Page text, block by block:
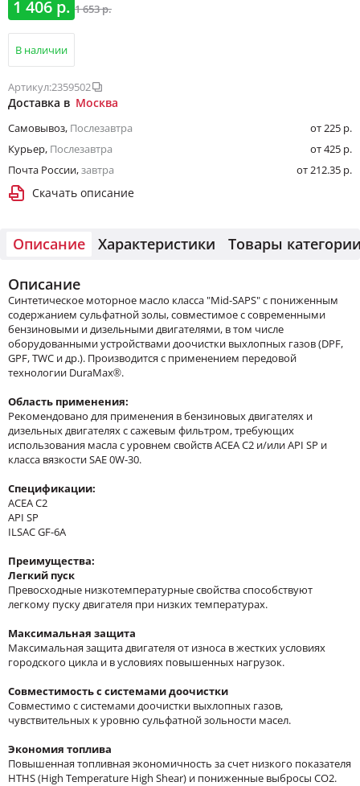
1 406 р. 1 653 р.
В наличии
Артикул:2359502
Доставка в Москва
Самовывоз, Послезавтра
от 225 р.
Курьер, Послезавтра
от 425 р.
Почта России,завтра от 212.35 р.
Скачать описание
Описание Характеристики Товары
Описание
Синтетическое моторное масло класса "Mid-SAPS" с пониженным
содержанием сульфатной золы, совместимое с современными
бензиновыми и дизельными двигателями, в том числе
оборудованными устройствами доочистки выхлопных газов (DPF,
GPF, TWC и др.). Производится с применением передовой
технологии DuraMax®.
Область применения:
Рекомендовано для применения в бензиновых двигателях и
дизельных двигателях с сажевым фильтром, требующих
использования масла с уровнем свойств ACEA C2 и/или API SP и
класса вязкости SAE 0W-30.
Спецификации:
ACEA C2
API SP
ILSAC GF-6A
Преимущества:
Легкий пуск
Превосходные низкотемпературные свойства способствуют
легкому пуску двигателя при низких температурах.
Максимальная защита
Максимальная защита двигателя от износа в жестких условиях
городского цикла и в условиях повышенных нагрузок.
Совместимость с системами доочистки
Совместимо с системами доочистки выхлопных газов,
чувствительных к уровню сульфатной зольности масел.
Экономия топлива
Повышенная топливная экономичность за счет низкого показателя
HTHS (High Temperature High Shear) и пониженные выбросы CO2.